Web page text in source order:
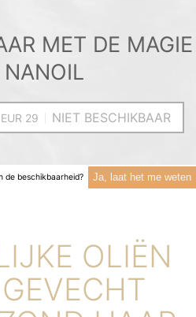
MET DE MAGIE
NIET BESCHIKBAAR
de beschikbaarheid? Ja, laat het me weten
OLIËN